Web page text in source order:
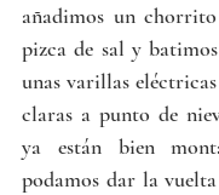
añadimos un
pizca de sal y
unas varillas
claras a punto de
ya están bien
podamos dar la